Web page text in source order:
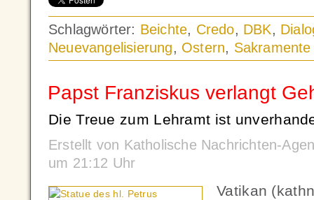
Schlagwörter: Beichte, Credo, DBK,
Neuevangelisierung, Ostern, Sakramente
Papst Franziskus verlangt
Die Treue zum Lehramt ist
Erstellt von Katholische Nachrichten-
um 21:12 Uhr
Vatikan